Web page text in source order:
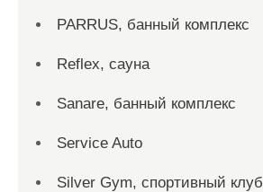
PARRUS, банный комплекс
Reflex, сауна
Sanare, банный комплекс
Service Auto
Silver Gym, спортивный клуб